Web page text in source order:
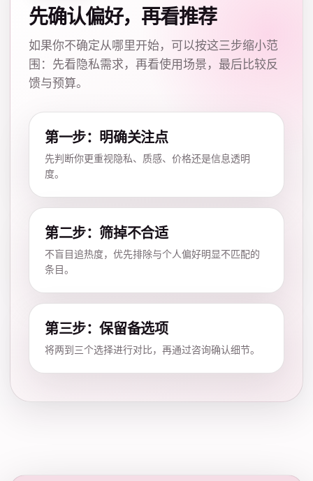
先确认偏好，再看推荐
如果你不确定从哪里开始，可以按这三步缩小范
围：先看隐私需求，再看使用场景，最后比较反
馈与预算。
第一步：明确关注点
先判断你更重视隐私、质感、价格还是信息透明
度。
第二步：筛掉不合适
不盲目追热度，优先排除与个人偏好明显不匹配的
条目。
第三步：保留备选项
将两到三个选择进行对比，再通过咨询确认细节。